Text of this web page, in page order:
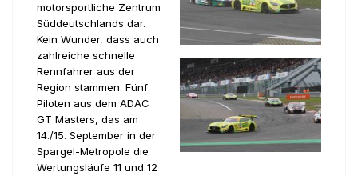
motorsportliche Zentrum
Süddeutschlands dar.
Kein Wunder, dass auch
zahlreiche schnelle
Rennfahrer aus der
Region stammen. Fünf
Piloten aus dem ADAC
GT Masters, das am
14./15. September in der
Spargel-Metropole die
Wertungsläufe 11 und 12